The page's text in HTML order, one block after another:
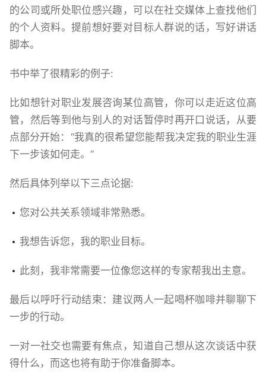
的公司或所处职位感兴趣，可以在社交媒体上查找他们
的个人资料。提前想好要对目标人群说的话，写好讲话
脚本。
书中举了很精彩的例子:
比如想针对职业发展咨询某位高管，你可以走近这位高
管，然后等到他与别人的对话暂停时再开口说话，从要
点部分开始：“我真的很希望您能帮我决定我的职业生涯
下一步该如何走。”
然后具体列举以下三点论据:
您对公共关系领域非常熟悉。
我想告诉您，我的职业目标。
此刻，我非常需要一位像您这样的专家帮我出主意。
最后以呼吁行动结束：建议两人一起喝杯咖啡并聊聊下
一步的行动。
一对一社交也需要有焦点，知道自己想从这次谈话中获
得什么，而这也将有助于你准备脚本。